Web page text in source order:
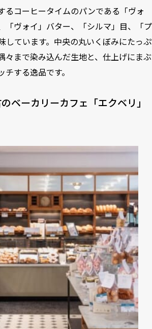
るコーヒータイムのパンである「ヴォ
「ヴォイ」バター、「シルマ」目、「プ
しています。中央の丸いくぼみにたっぷ
々まで染み込んだ生地と、仕上げにまぶ
する逸品です。
ベーカリーカフェ「エクベリ」